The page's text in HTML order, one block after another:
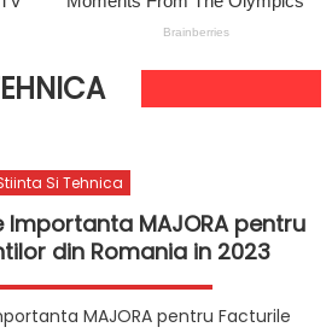
Si Tehnica
Importanta MAJORA pentru
din Romania in 2023
MAJORA pentru Facturile